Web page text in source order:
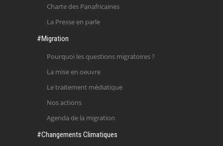
Charte des Panafricaines
La Presse en parle
#Migration
Pourquoi les questions migratoires ?
La mise en oeuvre
Le traitement médiatique
Nos actions
Agenda de la migration
#Changements Climatiques